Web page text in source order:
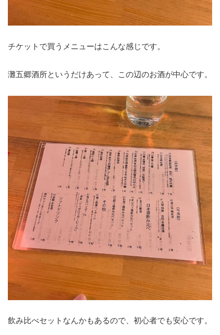
チケットで買うメニューはこんな感じです。
灘五郷酒所というだけあって、この辺のお酒が中心です。
飲み比べセットなんかもあるので、初心者でも安心です。